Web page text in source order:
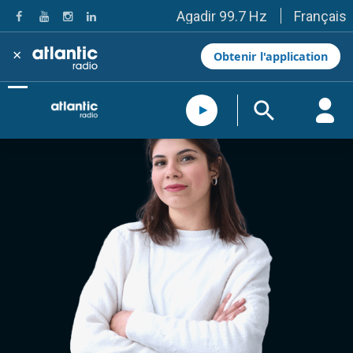
Agadir 99.7 Hz
Tanger 103.3 Hz
Tétouan 87.8 Hz
Fès 98.8 Hz
Meknès 97.2 Hz
El Jadida 97.3
Settat 104,6
Essaouira 96.6
Safi 92.3
Taza 103.0
Taounate 95.6
Tiznit 103.1
SkhourRhamna 92.2
Taroudant 104.9
Guelmim 91.9
Tan-Tan 95.2
Tafraout 104.9
Casablanca 92.5 Hz
Rabat, Salé 106.9 Hz
Marrakech 90.5 Hz
Français
× Obtenir l'application